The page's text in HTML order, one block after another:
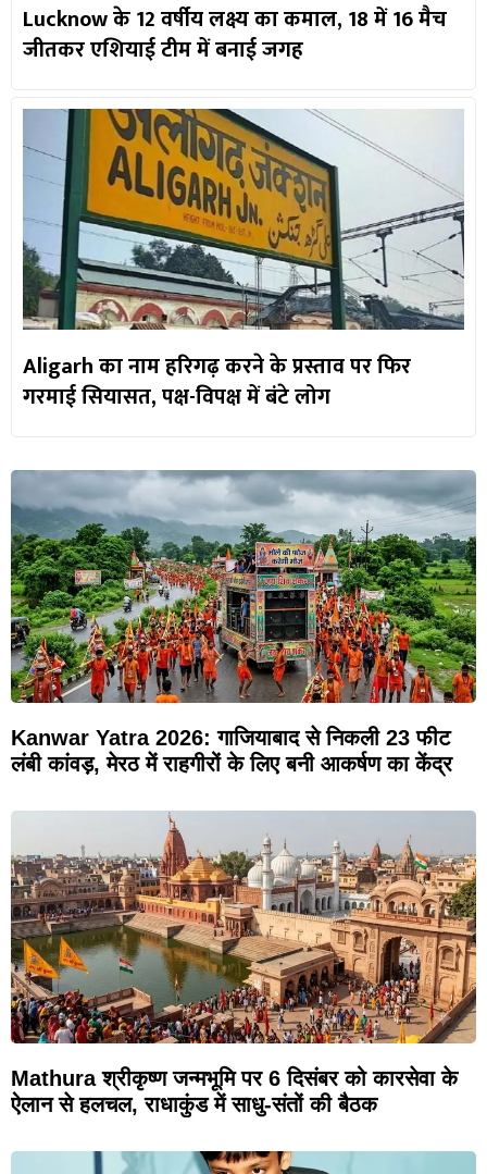
Lucknow के 12 वर्षीय लक्ष्य का कमाल, 18 में 16 मैच
जीतकर एशियाई टीम में बनाई जगह
Aligarh का नाम हरिगढ़ करने के प्रस्ताव पर फिर
गरमाई सियासत, पक्ष-विपक्ष में बंटे लोग
Kanwar Yatra 2026: गाजियाबाद से निकली 23 फीट
लंबी कांवड़, मेरठ में राहगीरों के लिए बनी आकर्षण का केंद्र
Mathura श्रीकृष्ण जन्मभूमि पर 6 दिसंबर को कारसेवा के
ऐलान से हलचल, राधाकुंड में साधु-संतों की बैठक